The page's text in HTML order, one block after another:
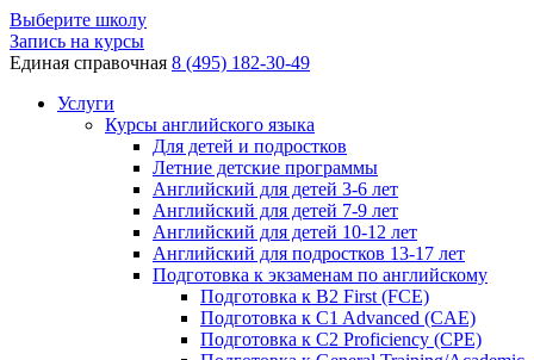
Выберите школу
Запись на курсы
Единая справочная 8 (495) 182-30-49
Услуги
Курсы английского языка
Для детей и подростков
Летние детские программы
Английский для детей 3-6 лет
Английский для детей 7-9 лет
Английский для детей 10-12 лет
Английский для подростков 13-17 лет
Подготовка к экзаменам по английскому
Подготовка к B2 First (FCE)
Подготовка к C1 Advanced (CAE)
Подготовка к C2 Proficiency (CPE)